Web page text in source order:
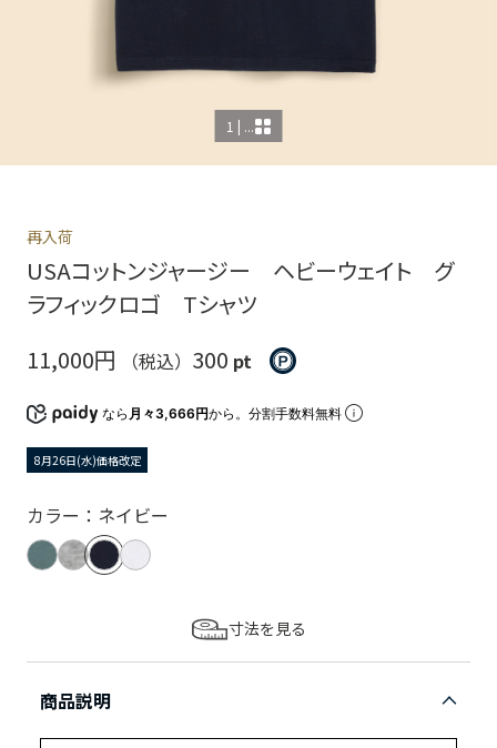
1 | ...
再入荷
USAコットンジャージー ヘビーウェイト グ
ラフィックロゴ Tシャツ
11,000円
（税込） 300 pt
なら 月々3,666円から。分割手数料無料
8月26日(水)価格改定
カラー：ネイビー
寸法を見る
商品説明